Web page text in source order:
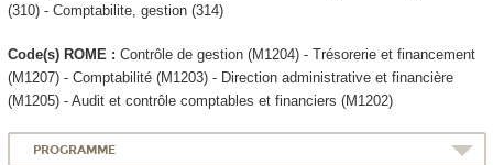
(310) - Comptabilite, gestion (314)
Code(s) ROME : Contrôle de gestion (M1204) - Trésorerie et financement
(M1207) - Comptabilité (M1203) - Direction administrative et financière
(M1205) - Audit et contrôle comptables et financiers (M1202)
PROGRAMME